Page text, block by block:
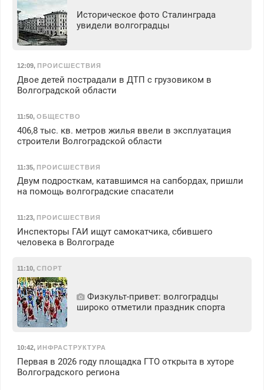
Историческое фото Сталинграда
увидели волгоградцы
12:09, ПРОИСШЕСТВИЯ
Двое детей пострадали в ДТП с грузовиком в
Волгоградской области
11:50, ОБЩЕСТВО
406,8 тыс. кв. метров жилья ввели в эксплуатация
строители Волгоградской области
11:35, ПРОИСШЕСТВИЯ
Двум подросткам, катавшимся на сапбордах, пришли
на помощь волгоградские спасатели
11:23, ПРОИСШЕСТВИЯ
Инспекторы ГАИ ищут самокатчика, сбившего
человека в Волгограде
11:10, СПОРТ
Физкульт‑привет: волгоградцы
широко отметили праздник спорта
10:42, ИНФРАСТРУКТУРА
Первая в 2026 году площадка ГТО открыта в хуторе
Волгоградского региона